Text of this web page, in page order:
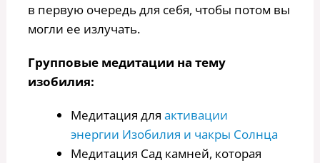
в первую очередь для себя, чтобы потом вы
могли ее излучать.
Групповые медитации на тему
изобилия:
Медитация для активации
энергии Изобилия и чакры Солнца
Медитация Сад камней, которая